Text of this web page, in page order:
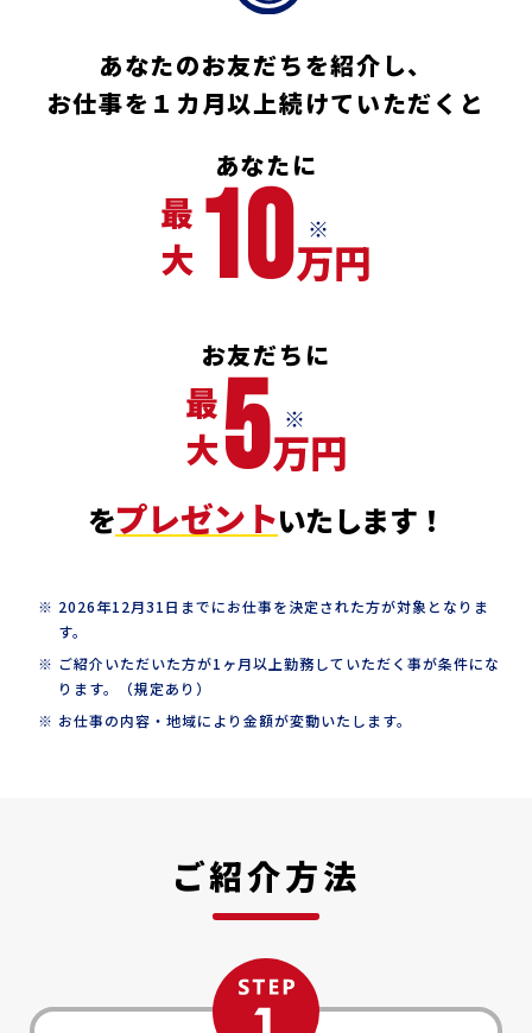
あなたのお友だちを紹介し、
お仕事を１カ月以上続けていただくと
あなたに
最 大10万円
お友だちに
最 大5万円
をプレゼントいたします！
2026年12月31日までにお仕事を決定された方が対象となりま
す。
ご紹介いただいた方が1ヶ月以上勤務していただく事が条件にな
ります。（規定あり）
お仕事の内容・地域により金額が変動いたします。
ご紹介方法